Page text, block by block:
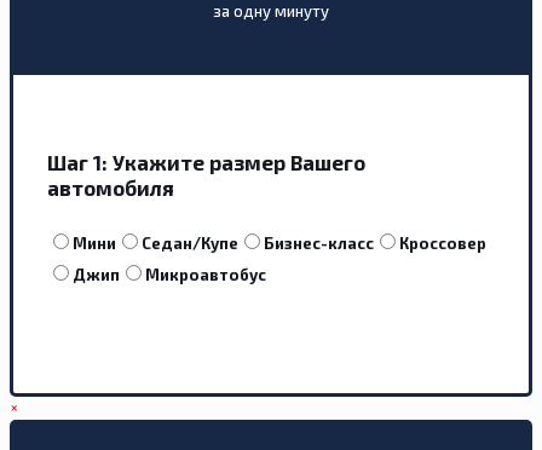
за одну минуту
Шаг 1: Укажите размер Вашего
автомобиля
Мини Седан/Купе Бизнес-класс
Кроссовер
Джип
Микроавтобус
×